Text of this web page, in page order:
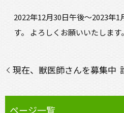
2022年12月30日午後～2023年
す。 よろしくお願いいたします。
現在、獣医師さんを募集中